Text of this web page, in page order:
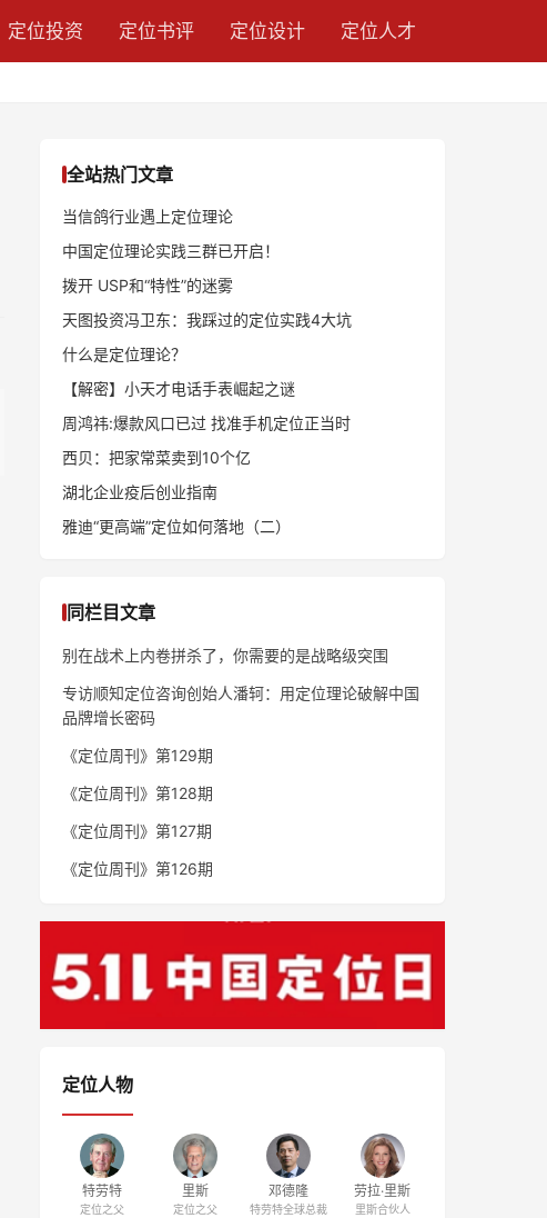
定位投资 定位书评 定位设计 定位人才
全站热门文章
当信鸽行业遇上定位理论
中国定位理论实践三群已开启！
拨开 USP和“特性”的迷雾
天图投资冯卫东：我踩过的定位实践4大坑
什么是定位理论？
【解密】小天才电话手表崛起之谜
周鸿祎:爆款风口已过 找准手机定位正当时
西贝：把家常菜卖到10个亿
湖北企业疫后创业指南
雅迪“更高端”定位如何落地（二）
同栏目文章
别在战术上内卷拼杀了，你需要的是战略级突围
专访顺知定位咨询创始人潘轲：用定位理论破解中国
品牌增长密码
《定位周刊》第129期
《定位周刊》第128期
《定位周刊》第127期
《定位周刊》第126期
定位人物
特劳特
定位之父
里斯
定位之父
邓德隆
特劳特全球总裁
劳拉·里斯
里斯合伙人